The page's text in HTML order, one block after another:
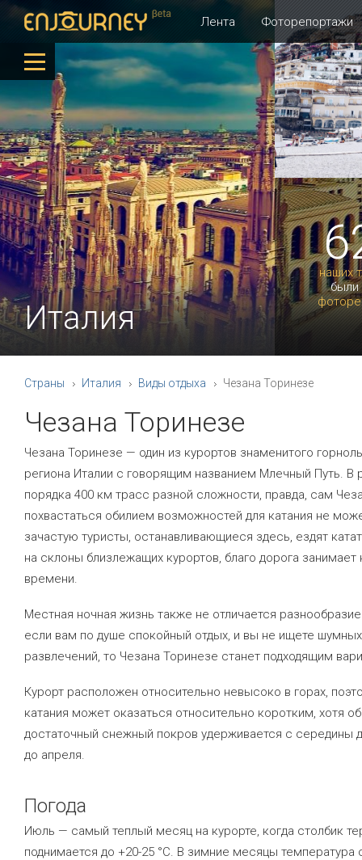
Лента Фоторепортажи
наших
были
Италия
Страны Италия Виды отдыха Чезана Торинезе
Чезана Торинезе
Чезана Торинезе — один из курортов знаменитого
региона Италии с говорящим названием Млечный Путь. В
порядка 400 км трасс разной сложности, правда, сам
похвастаться обилием возможностей для катания не
зачастую туристы, останавливающиеся здесь, ездят
на склоны близлежащих курортов, благо дорога занимает
времени.
Местная ночная жизнь также не отличается
если вам по душе спокойный отдых, и вы не ищете шумных
развлечений, то Чезана Торинезе станет подходящим
Курорт расположен относительно невысоко в горах,
катания может оказаться относительно коротким, хотя
достаточный снежный покров удерживается с середины
до апреля.
Погода
Июль — самый теплый месяц на курорте, когда столбик
поднимается до +20-25 °C. В зимние месяцы температура